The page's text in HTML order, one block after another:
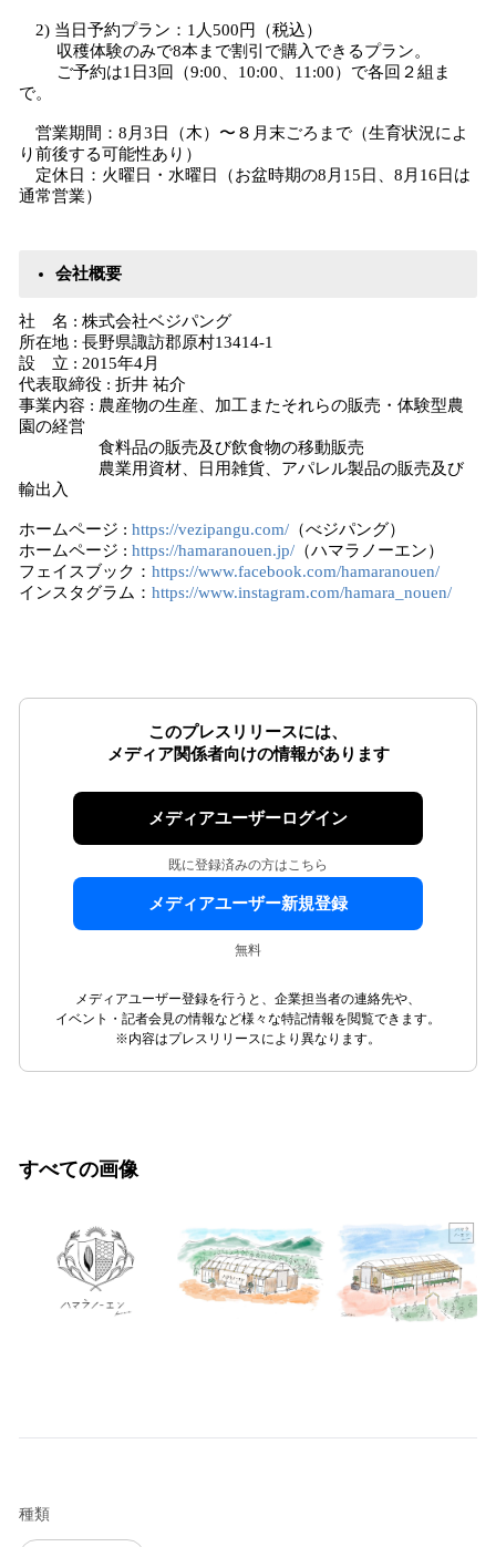
2) 当日予約プラン：1人500円（税込）
収穫体験のみで8本まで割引で購入できるプラン。
ご予約は1日3回（9:00、10:00、11:00）で各回２組ま
で。
営業期間：8月3日（木）〜８月末ごろまで（生育状況によ
り前後する可能性あり）
定休日：火曜日・水曜日（お盆時期の8月15日、8月16日は
通常営業）
会社概要
社 名 : 株式会社ベジパング
所在地 : 長野県諏訪郡原村13414-1
設 立 : 2015年4月
代表取締役 : 折井 祐介
事業内容 : 農産物の生産、加工またそれらの販売・体験型農
園の経営
食料品の販売及び飲食物の移動販売
農業用資材、日用雑貨、アパレル製品の販売及び
輸出入
ホームページ : https://vezipangu.com/ （べジパング）
ホームページ : https://hamaranouen.jp/ （ハマラノーエン）
フェイスブック： https://www.facebook.com/hamaranouen/
インスタグラム： https://www.instagram.com/hamara_nouen/
このプレスリリースには、
メディア関係者向けの情報があります
メディアユーザーログイン
既に登録済みの方はこちら
メディアユーザー新規登録
無料
メディアユーザー登録を行うと、企業担当者の連絡先や、
イベント・記者会見の情報など様々な特記情報を閲覧できます。
※内容はプレスリリースにより異なります。
すべての画像
種類